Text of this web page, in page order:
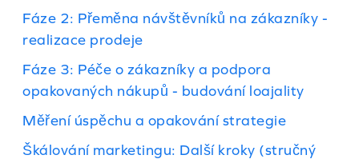
Fáze 2: Přeměna návštěvníků na zákazníky -
realizace prodeje
Fáze 3: Péče o zákazníky a podpora
opakovaných nákupů - budování loajality
Měření úspěchu a opakování strategie
Škálování marketingu: Další kroky (stručný